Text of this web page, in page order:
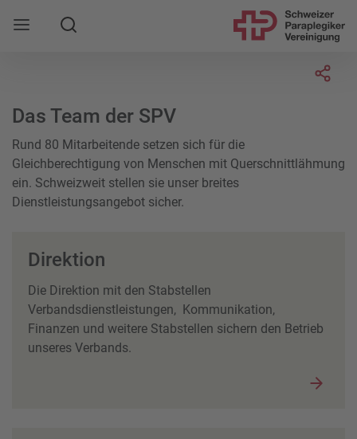
Mobile Navigation öffnen
Suche
Das Team der SPV
Rund 80 Mitarbeitende setzen sich für die
Gleichberechtigung von Menschen mit Querschnittlähmung
ein. Schweizweit stellen sie unser breites
Dienstleistungsangebot sicher.
Direktion
Die Direktion mit den Stabstellen
Verbandsdienstleistungen, Kommunikation,
Finanzen und weitere Stabstellen sichern den Betrieb
unseres Verbands.